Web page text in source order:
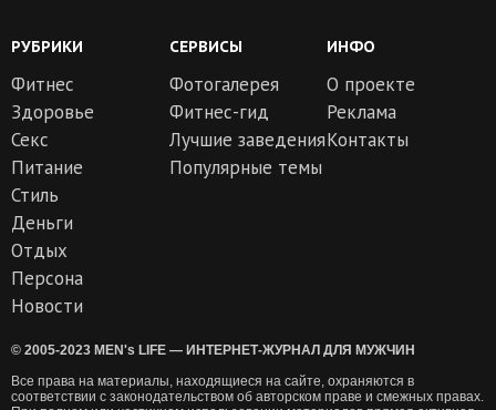
РУБРИКИ
Фитнес
Здоровье
Секс
Питание
Стиль
Деньги
Отдых
Персона
Новости
СЕРВИСЫ
Фотогалерея
Фитнес-гид
Лучшие заведения
Популярные темы
ИНФО
О проекте
Реклама
Контакты
© 2005-2023 MEN's LIFE — ИНТЕРНЕТ-ЖУРНАЛ ДЛЯ МУЖЧИН
Все права на материалы, находящиеся на сайте, охраняются в
соответствии с законодательством об авторском праве и смежных правах.